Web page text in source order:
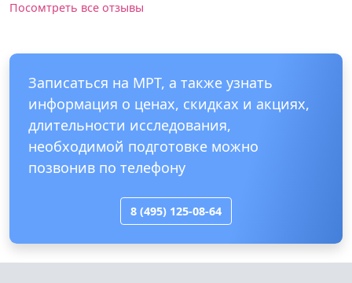
процедуры, к
Посомтреть все отзывы
Записаться на МРТ, а также узнать